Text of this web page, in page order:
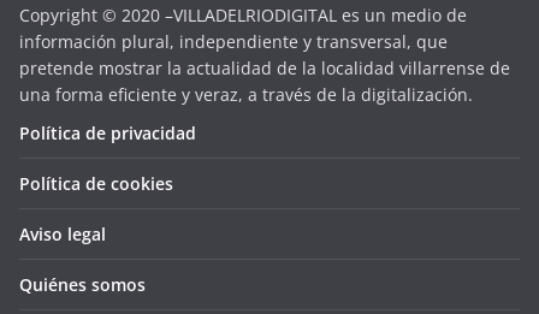
Copyright © 2020 –VILLADELRIODIGITAL es un medio de
información plural, independiente y transversal, que
pretende mostrar la actualidad de la localidad villarrense de
una forma eficiente y veraz, a través de la digitalización.
Política de privacidad
Política de cookies
Aviso legal
Quiénes somos